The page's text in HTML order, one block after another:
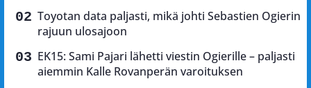
Toyotan data paljasti, mikä johti Sebastien Ogierin
rajuun ulosajoon
EK15: Sami Pajari lähetti viestin Ogierille – paljasti
aiemmin Kalle Rovanperän varoituksen